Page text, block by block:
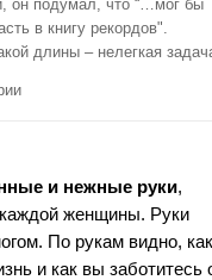
он подумал, что “…мог бы
в книгу рекордов".
длины – нелегкая
и нежные руки,
женщины. Руки
По рукам видно, как
и как вы заботитесь